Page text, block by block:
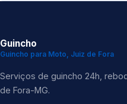
Guincho
Guincho para Moto, Juiz de Fora
Serviços de guincho 24h,
de Fora-MG.